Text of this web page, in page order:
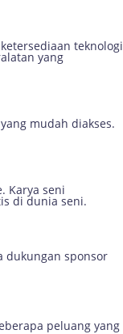
teknologi
yang
mudah diakses.
Karya seni
di dunia seni.
dukungan sponsor
peluang yang